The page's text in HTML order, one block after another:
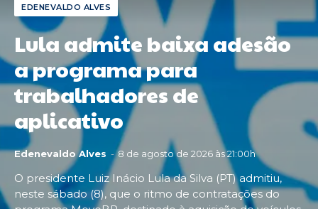
EDENEVALDO ALVES
Lula admite baixa adesão
a programa para
trabalhadores de
aplicativo
Edenevaldo Alves - 8 de agosto de 2026 às 21:00h
O presidente Luiz Inácio Lula da Silva (PT) admitiu,
neste sábado (8), que o ritmo de contratações do